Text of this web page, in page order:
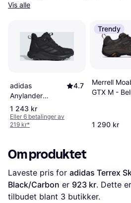
Vis alle
adidas
Anylander
Leather Mid
Climaproof
Hiking Sko -
Four
4.7
1 243 kr
Eller 6 betalinger av
219 kr*
Trendy
Merrell
GTX M -
1 290 kr
Om produktet
Laveste pris for adidas Terrex
Black/Carbon er 923 kr. Dette
tilbudet blant 3 butikker.